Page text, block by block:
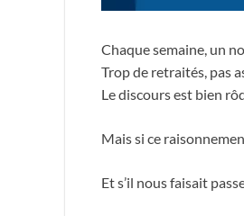
Chaque semaine, un
Trop de retraités, pas
Le discours est bien
Mais si ce
Et s’il nous faisait